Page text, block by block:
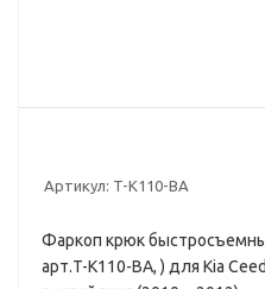
Артикул: T-K110-BA
Фаркоп крюк
арт.T-K110-BA, ) для Kia